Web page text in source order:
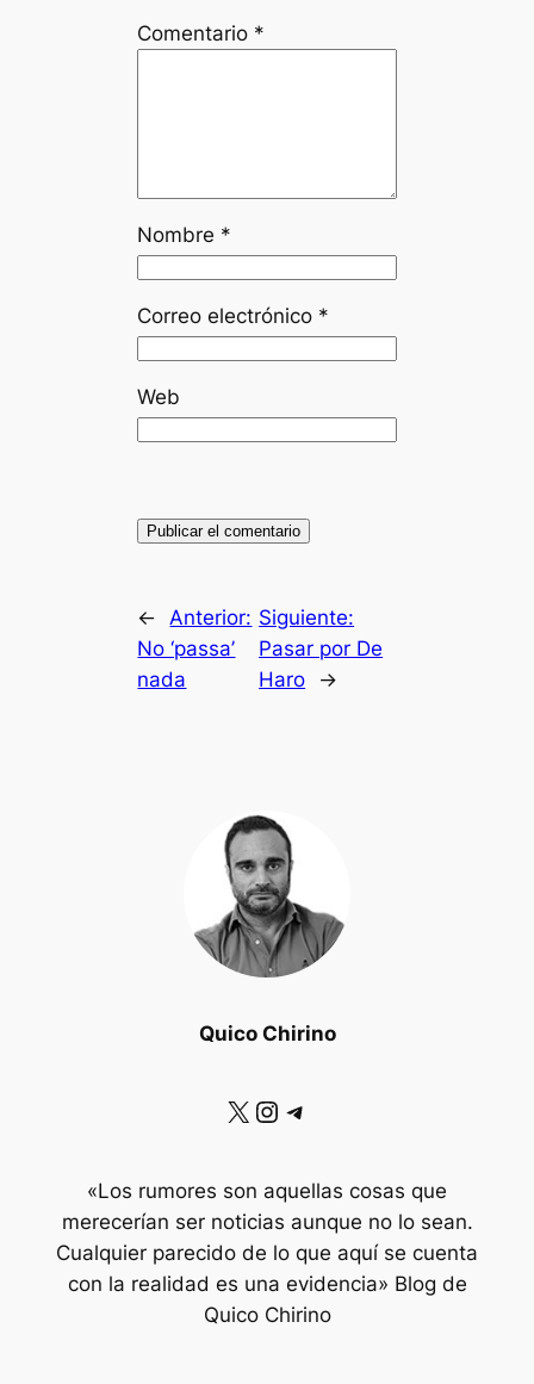
Quico Chirino
X Instagram Telegram
«Los rumores son aquellas cosas que
merecerían ser noticias aunque no lo sean.
Cualquier parecido de lo que aquí se cuenta
con la realidad es una evidencia» Blog de
Quico Chirino
Comentario *
Nombre *
Correo electrónico *
Web
←
Anterior:
No ‘passa’
nada
Siguiente:
Pasar por De
Haro
→